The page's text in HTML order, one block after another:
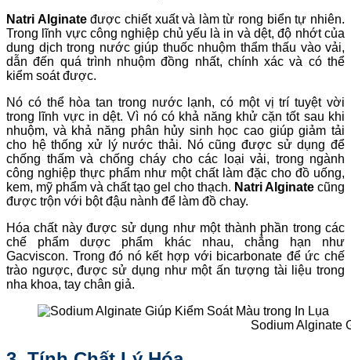
Natri Alginateđược chiết xuất và làm từ rong biển tự nhiên.
Trong lĩnh vực công nghiệp chủ yếu là in và dệt, độ nhớt của
dung dịch trong nước giúp thuốc nhuộm thẩm thấu vào vải,
dẫn đến quá trình nhuộm đồng nhất, chính xác và có thể
kiểm soát được.
Nó có thể hòa tan trong nước lạnh, có một vị trí tuyệt vời
trong lĩnh vực in dệt. Vì nó có khả năng khử cặn tốt sau khi
nhuộm, và khả năng phân hủy sinh học cao giúp giảm tải
cho hệ thống xử lý nước thải. Nó cũng được sử dụng để
chống thấm và chống cháy cho các loại vải, trong ngành
công nghiệp thực phẩm như một chất làm đặc cho đồ uống,
kem, mỹ phẩm và chất tạo gel cho thạch. Natri Alginate cũng
được trộn với bột đậu nành để làm đồ chay.
Hóa chất này được sử dụng như một thành phần trong các
chế phẩm dược phẩm khác nhau, chẳng hạn như
Gacviscon. Trong đó nó kết hợp với bicarbonate để ức chế
trào ngược, được sử dụng như một ấn tượng tài liệu trong
nha khoa, tay chân giả.
Sodium Alginate